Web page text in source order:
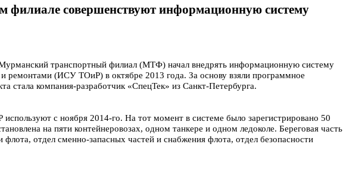
филиале совершенствуют информационную систему
транспортный филиал (МТФ) начал внедрять информационную систему
ремонтами (ИСУ ТОиР) в октябре 2013 года. За основу взяли программное
стала компания-разработчик «СпецТек» из Санкт-Петербурга.
с ноября 2014-го. На тот момент в системе было зарегистрировано 50
на пяти контейнеровозах, одном танкере и одном ледоколе. Береговая часть
флота, отдел сменно-запасных частей и снабжения флота, отдел безопасности